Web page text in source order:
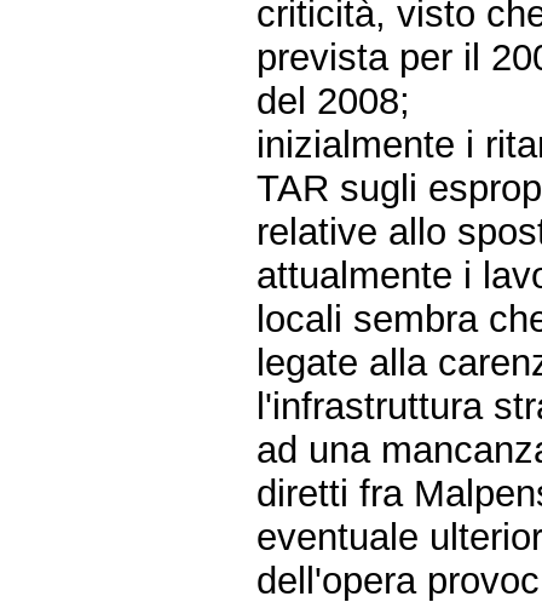
criticità, visto
prevista per il
del 2008;
inizialmente i
TAR sugli
relative allo
attualmente i
locali sembra
legate alla
l'infrastruttura
ad una
diretti fra
eventuale
dell'opera